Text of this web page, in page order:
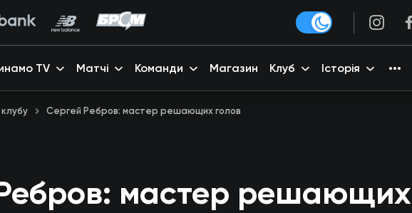
TV Матчі Команди Магазин Клуб Історія
клубу Сергей Ребров: мастер решающих голов
мастер решающих